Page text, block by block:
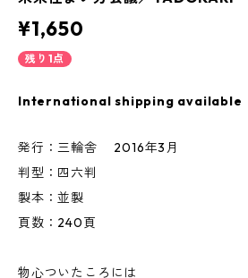
¥1,650
残り1点
International shipping available
発行：三輪舎 2016年3月
判型：四六判
製本：並製
頁数：240頁
物心ついたころには